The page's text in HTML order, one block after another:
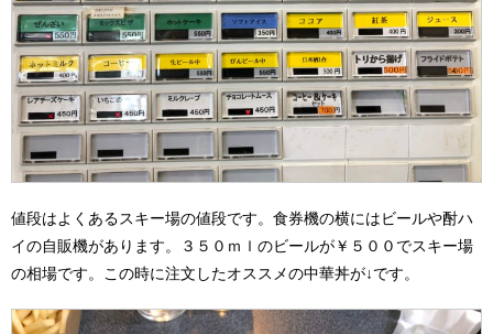
値段はよくあるスキー場の値段です。食券機の横にはビールや酎ハ
イの自販機があります。３５０ｍｌのビールが￥５００でスキー場
の相場です。この時に注文したオススメの中華丼が↓です。